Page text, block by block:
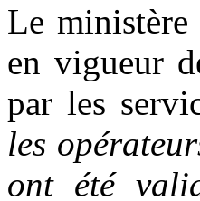
Le ministère
en vigueur
par les
les
ont été